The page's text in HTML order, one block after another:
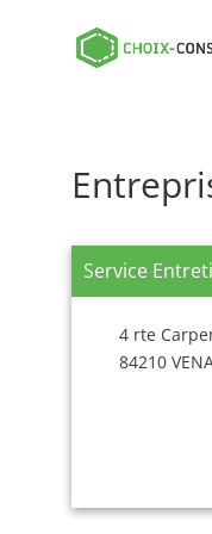
Service
4 rte
84210